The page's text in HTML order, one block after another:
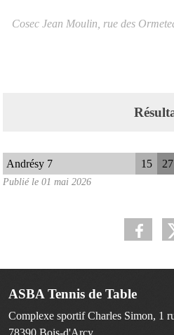
Cosec Jean Moulin, rue des
Andrésy 7 15 27
Publié le 01 mai 2026
ASBA Tennis de Table
Complexe sportif Charles Simon, 1
78390 Bois-d'Arcy